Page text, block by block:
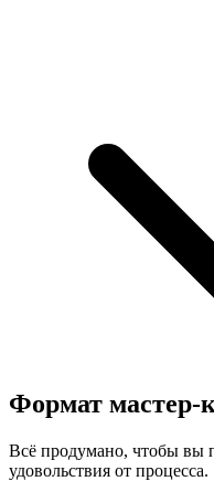
Формат мастер-
Всё продумано, чтобы вы
удовольствия от процесса.